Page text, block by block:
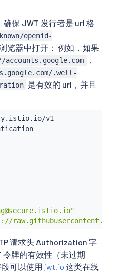
确保 JWT 发行者是 url 格
openid-
览器中打开； 例如，如果
.well-
是有效的 url，并且
RequestAuthentication
请求头 Authorization 字
牌的有效性（未过期
可以使用 jwt.io 这类在线